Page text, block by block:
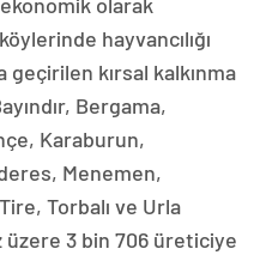
hayvancılığı
kırsal kalkınma
Bergama,
Karaburun,
Menemen,
Torbalı ve Urla
üzere 3 bin 706 üreticiye